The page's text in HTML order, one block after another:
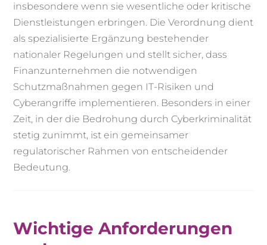
insbesondere wenn sie wesentliche oder kritische
Dienstleistungen erbringen. Die Verordnung dient
als spezialisierte Ergänzung bestehender
nationaler Regelungen und stellt sicher, dass
Finanzunternehmen die notwendigen
Schutzmaßnahmen gegen IT-Risiken und
Cyberangriffe implementieren. Besonders in einer
Zeit, in der die Bedrohung durch Cyberkriminalität
stetig zunimmt, ist ein gemeinsamer
regulatorischer Rahmen von entscheidender
Bedeutung.
Wichtige Anforderungen